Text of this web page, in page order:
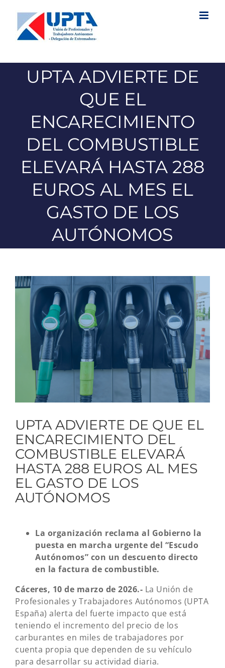
contenido
UPTA ADVIERTE DE
QUE EL
ENCARECIMIENTO
DEL COMBUSTIBLE
ELEVARÁ HASTA 288
EUROS AL MES EL
GASTO DE LOS
AUTÓNOMOS
Ver
imagen
más
grande
UPTA ADVIERTE DE QUE EL
ENCARECIMIENTO DEL
COMBUSTIBLE ELEVARÁ
HASTA 288 EUROS AL MES
EL GASTO DE LOS
AUTÓNOMOS
La organización reclama al Gobierno la
puesta en marcha urgente del “Escudo
Autónomos” con un descuento directo
en la factura de combustible.
Cáceres, 10 de marzo de 2026.- La Unión de
Profesionales y Trabajadores Autónomos (UPTA
España) alerta del fuerte impacto que está
teniendo el incremento del precio de los
carburantes en miles de trabajadores por
cuenta propia que dependen de su vehículo
para desarrollar su actividad diaria.